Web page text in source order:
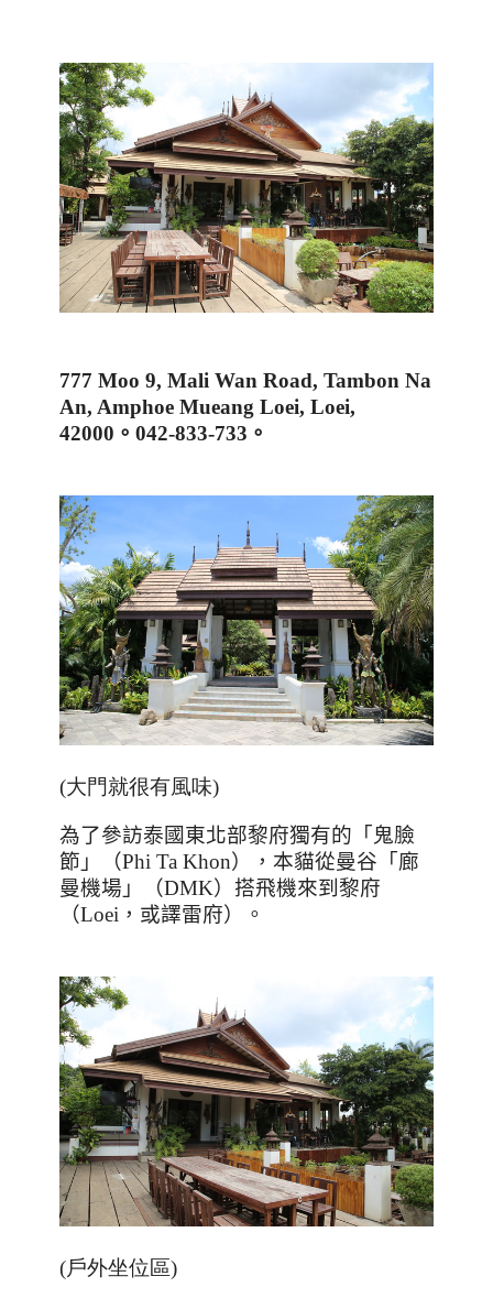
777 Moo 9, Mali Wan Road, Tambon Na
An, Amphoe Mueang Loei, Loei,
42000 。 042-833-733 。
(大門就很有風味)
為了參訪泰國東北部黎府獨有的「鬼臉
節」（Phi Ta Khon），本貓從曼谷「廊
曼機場」（DMK）搭飛機來到黎府
（Loei，或譯雷府）。
(戶外坐位區)